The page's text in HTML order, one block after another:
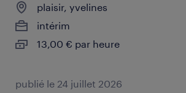
plaisir, yvelines
intérim
13,00 € par heure
publié le 24 juillet 2026